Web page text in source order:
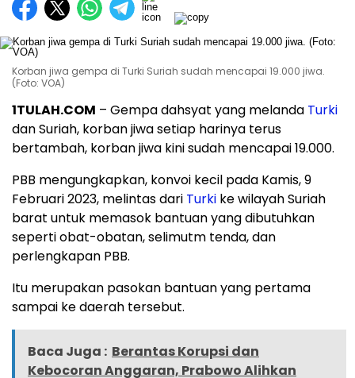
Korban jiwa gempa di Turki Suriah sudah mencapai 19.000 jiwa.
(Foto: VOA)
1TULAH.COM – Gempa dahsyat yang melanda Turki
dan Suriah, korban jiwa setiap harinya terus
bertambah, korban jiwa kini sudah mencapai 19.000.
PBB mengungkapkan, konvoi kecil pada Kamis, 9
Februari 2023, melintas dari Turki ke wilayah Suriah
barat untuk memasok bantuan yang dibutuhkan
seperti obat-obatan, selimutm tenda, dan
perlengkapan PBB.
Itu merupakan pasokan bantuan yang pertama
sampai ke daerah tersebut.
Baca Juga : Berantas Korupsi dan
Kebocoran Anggaran, Prabowo Alihkan